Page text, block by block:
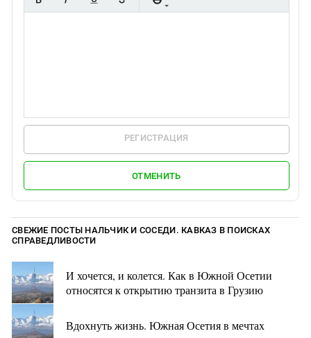
РЕГИСТРАЦИЯ
ОТМЕНИТЬ
СВЕЖИЕ ПОСТЫ НАЛЬЧИК И СОСЕДИ. КАВКАЗ В ПОИСКАХ
СПРАВЕДЛИВОСТИ
И хочется, и колется. Как в Южной Осетии
относятся к открытию транзита в Грузию
Вдохнуть жизнь. Южная Осетия в мечтах